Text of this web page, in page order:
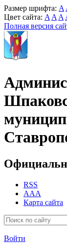
Размер шрифта: A
Цвет сайта: A A A
Полная версия
RSS
AAA
Карта сайта
Войти